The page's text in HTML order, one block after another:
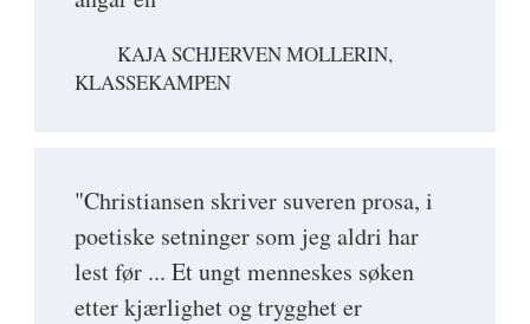
KAJA SCHJERVEN MOLLERIN,
KLASSEKAMPEN
"Christiansen skriver suveren prosa, i
poetiske setninger som jeg aldri har
lest før ... Et ungt menneskes søken
etter kjærlighet og trygghet er